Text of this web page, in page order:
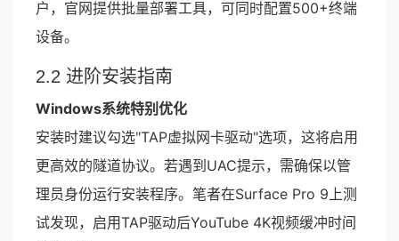
户，官网提供批量部署工具，可同时配置500+终端
设备。
2.2 进阶安装指南
Windows系统特别优化
安装时建议勾选"TAP虚拟网卡驱动"选项，这将启用
更高效的隧道协议。若遇到UAC提示，需确保以管
理员身份运行安装程序。笔者在Surface Pro 9上测
试发现，启用TAP驱动后YouTube 4K视频缓冲时间